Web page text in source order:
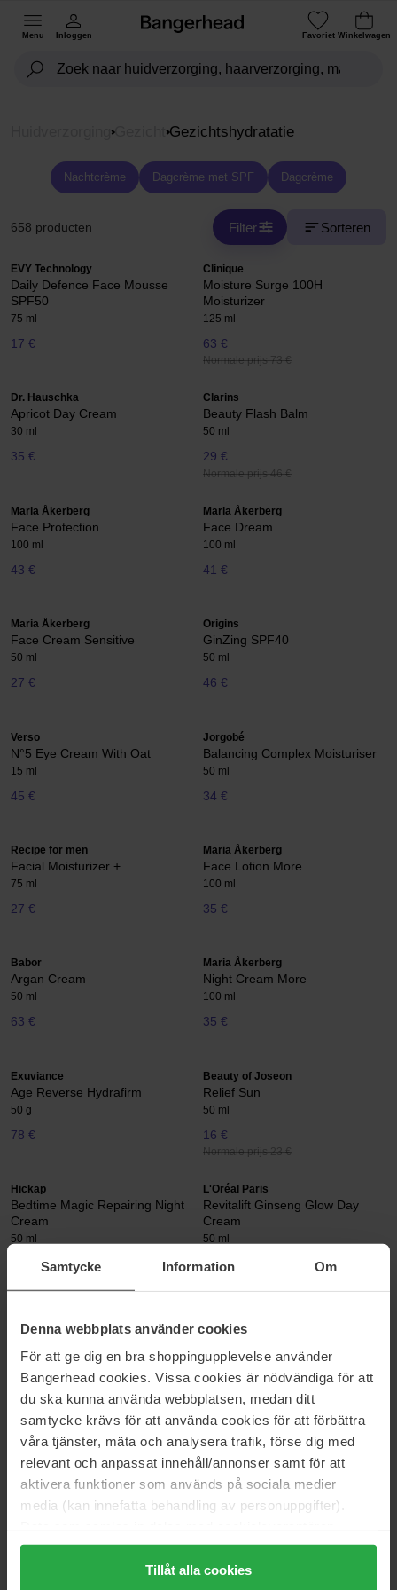
Samtycke Information Om
Denna webbplats använder cookies
För att ge dig en bra shoppingupplevelse använder
Bangerhead cookies. Vissa cookies är nödvändiga för att
du ska kunna använda webbplatsen, medan ditt
samtycke krävs för att använda cookies för att förbättra
våra tjänster, mäta och analysera trafik, förse dig med
relevant och anpassat innehåll/annonser samt för att
aktivera funktioner som används på sociala medier
media (kan innefatta behandling av personuppgifter).
Genom att trycka på "Tillåt alla cookies" accepterar du
alla cookies, medan du under "Detaljer" kan anpassa
Tillåt alla cookies
Menu Inloggen Favoriet Winkelwagen
Gezicht Gezichtshydratatie
Nachtcrème Dagcrème met SPF Dagcrème
658 producten Filter Sorteren
EVY Technology
Daily Defence Face Mousse
SPF50
75 ml
17 €
Clinique
Moisture Surge 100H
Moisturizer
125 ml
63 €
Normale prijs 73 €
Dr. Hauschka
Apricot Day Cream
30 ml
35 €
Clarins
Beauty Flash Balm
50 ml
29 €
Normale prijs 46 €
Maria Åkerberg
Face Protection
100 ml
43 €
Maria Åkerberg
Face Dream
100 ml
41 €
Maria Åkerberg
Face Cream Sensitive
50 ml
27 €
Origins
GinZing SPF40
50 ml
46 €
Verso
N°5 Eye Cream With Oat
15 ml
45 €
Jorgobé
Balancing Complex Moisturiser
50 ml
34 €
Recipe for men
Facial Moisturizer +
75 ml
27 €
Maria Åkerberg
Face Lotion More
100 ml
35 €
Babor
Argan Cream
50 ml
63 €
Maria Åkerberg
Night Cream More
100 ml
35 €
Exuviance
Age Reverse Hydrafirm
50 g
78 €
Beauty of Joseon
Relief Sun
50 ml
16 €
Normale prijs 23 €
Hickap
Bedtime Magic Repairing Night
Cream
50 ml
L'Oréal Paris
Revitalift Ginseng Glow Day
Cream
50 ml
12 €
Revitalizing Supreme+ Youth
Power Creme
158 €
Supreme C3 Radiance Cream
50 ml
93 €
House of Hur
Capsule Hydro Booster Cream
50 ml
Verso
N°3 Barrier Strengthening
Cream
Maria Åkerberg